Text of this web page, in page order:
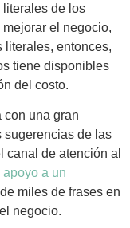
literales de los
el negocio,
literales, entonces,
tiene disponibles
del costo.
con una gran
sugerencias de las
canal de atención al
apoyo a un
miles de frases en
negocio.